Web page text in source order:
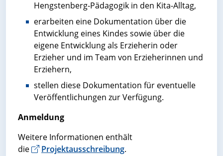
Hengstenberg-Pädagogik in den Kita-Alltag,
erarbeiten eine Dokumentation über die
Entwicklung eines Kindes sowie über die
eigene Entwicklung als Erzieherin oder
Erzieher und im Team von Erzieherinnen und
Erziehern,
stellen diese Dokumentation für eventuelle
Veröffentlichungen zur Verfügung.
Anmeldung
Weitere Informationen enthält
die
Projektausschreibung.